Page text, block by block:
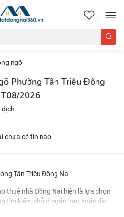
nhadatdongnai360.vn
ngõ
Phường Tân Triều Đồng
T08/2026
dịch.
chưa có tin nào
Tân Triều Đồng Nai
thuê nhà Đồng Nai hiện là lựa chọn
tìm kiếm chỗ ở ngắn hạn hoặc dài